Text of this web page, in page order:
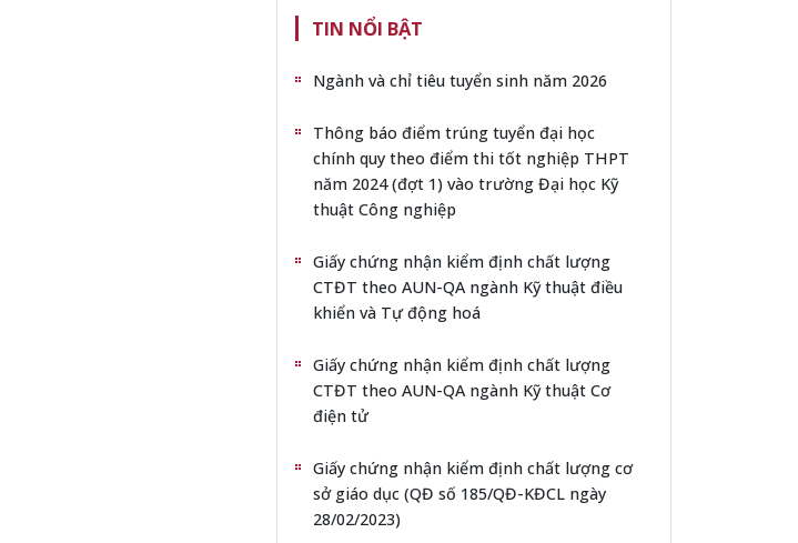
TIN NỔI BẬT
Ngành và chỉ tiêu tuyển sinh năm 2026
Thông báo điểm trúng tuyển đại học
chính quy theo điểm thi tốt nghiệp THPT
năm 2024 (đợt 1) vào trường Đại học Kỹ
thuật Công nghiệp
Giấy chứng nhận kiểm định chất lượng
CTĐT theo AUN-QA ngành Kỹ thuật điều
khiển và Tự động hoá
Giấy chứng nhận kiểm định chất lượng
CTĐT theo AUN-QA ngành Kỹ thuật Cơ
điện tử
Giấy chứng nhận kiểm định chất lượng cơ
sở giáo dục (QĐ số 185/QĐ-KĐCL ngày
28/02/2023)